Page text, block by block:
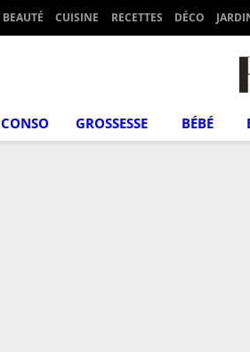
BEAUTÉ CUISINE RECETTES DÉCO
CONSO GROSSESSE BÉBÉ